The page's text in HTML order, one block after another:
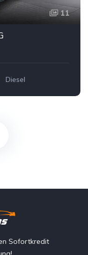
11
Diesel
Sofortkredit